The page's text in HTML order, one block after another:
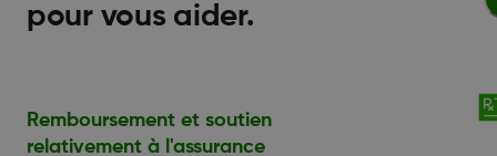
pour vous aider.
Remboursement et soutien
relativement à l'assurance